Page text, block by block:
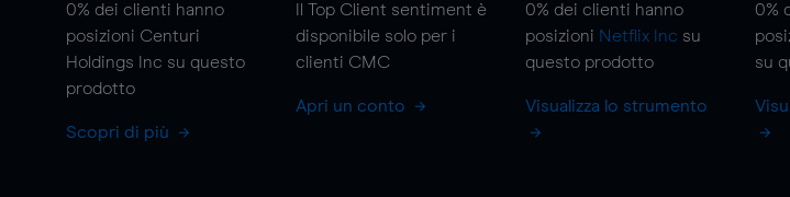
0% dei clienti hanno
posizioni Centuri
Holdings Inc su questo
prodotto
Scopri di più
Il Top Client sentiment è
disponibile solo per i
clienti CMC
Apri un conto
0% dei clienti hanno
posizioni Netflix Inc su
questo prodotto
Visualizza lo strumento
0%
su